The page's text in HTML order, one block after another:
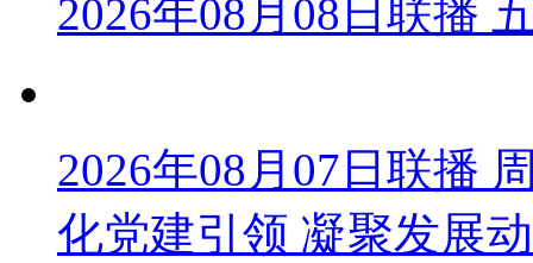
2026年08月08日联播
2026年08月07日联播
化党建引领 凝聚发展